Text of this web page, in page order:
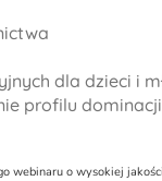
dla dzieci i
profilu
webinaru o wysokiej